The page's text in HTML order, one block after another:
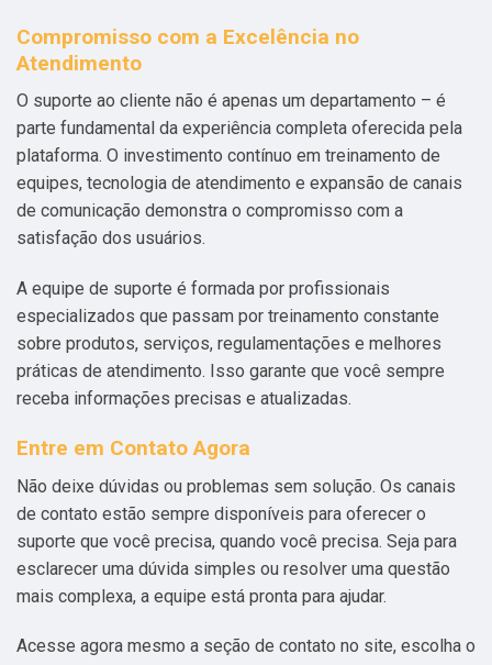
Compromisso com a Excelência no
Atendimento
O suporte ao cliente não é apenas um departamento – é
parte fundamental da experiência completa oferecida pela
plataforma. O investimento contínuo em treinamento de
equipes, tecnologia de atendimento e expansão de canais
de comunicação demonstra o compromisso com a
satisfação dos usuários.
A equipe de suporte é formada por profissionais
especializados que passam por treinamento constante
sobre produtos, serviços, regulamentações e melhores
práticas de atendimento. Isso garante que você sempre
receba informações precisas e atualizadas.
Entre em Contato Agora
Não deixe dúvidas ou problemas sem solução. Os canais
de contato estão sempre disponíveis para oferecer o
suporte que você precisa, quando você precisa. Seja para
esclarecer uma dúvida simples ou resolver uma questão
mais complexa, a equipe está pronta para ajudar.
Acesse agora mesmo a seção de contato no site, escolha o